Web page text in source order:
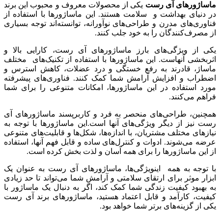
آی رستیکی از محصولات معروف و محبوب این برند
بهداشت و سلامت هستند. این ماساژورها با استفاده از
مدرن و طراحی‌های نوآورانه، توانسته‌اند توجه بسیاری
را به خود جلب کنند.
ویژگی‌های بارز ماساژورهای آی رست، کارایی بالا و
آنهاست. این ماساژورها با استفاده از تکنیک‌های مختلف
قادرند به رفع خستگی و درد عضلات، کاهش استرس و
و افزایش آرامش شما کمک کنند. فناوری‌های پیشرفته
استفاده در این ماساژورها، امکانات متنوعی را برای شما
می‌کنند.
طراحی‌های منحصر به فرد و کاربرپسند ماساژورهای آی
از دیگر ویژگی‌های آنها است.این ماساژورها با توجه به
مختلف مشتریان، با اندازه‌ها، شکل‌ها و قابلیت‌های متنوعی
می‌شوند. ادوات و کنترل‌های ساده و قابل فهم آنها، استفاده
ماساژورها را برای همه آسان و لذت بخش کرده است.
به همه اینویژگی‌ها، ماساژورهای آی رست به عنوان یک
موثر برای ارتقای سلامتی و آرامش شما می‌تواند تا حد زیادی
کیفیت زندگی شما کمک کند، اگر به دنبال یک ماساژور با
کارآمد و قابل اعتماد هستید، ماساژورهای برند آی رست
گزینه‌های برتر شما خواهد بود.